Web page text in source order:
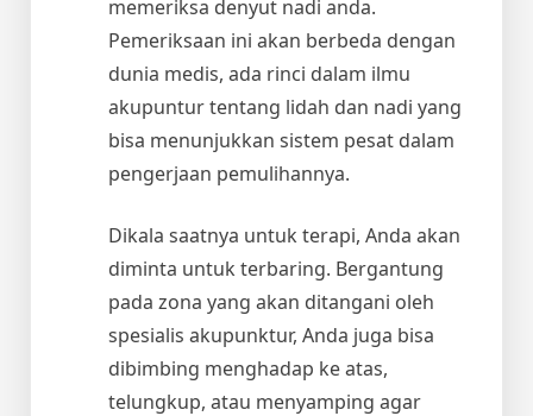
memeriksa denyut nadi anda.
Pemeriksaan ini akan berbeda dengan
dunia medis, ada rinci dalam ilmu
akupuntur tentang lidah dan nadi yang
bisa menunjukkan sistem pesat dalam
pengerjaan pemulihannya.
Dikala saatnya untuk terapi, Anda akan
diminta untuk terbaring. Bergantung
pada zona yang akan ditangani oleh
spesialis akupunktur, Anda juga bisa
dibimbing menghadap ke atas,
telungkup, atau menyamping agar